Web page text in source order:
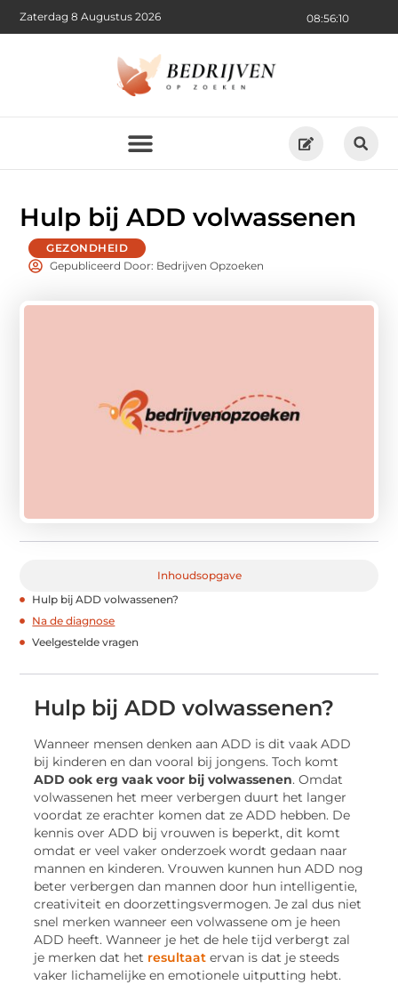
08:56:12
Zaterdag 8 Augustus 2026
Hulp bij ADD volwassenen
GEZONDHEID
Gepubliceerd Door: Bedrijven Opzoeken
Inhoudsopgave
Hulp bij ADD volwassenen?
Na de diagnose
Veelgestelde vragen
Hulp bij ADD volwassenen?
Wanneer mensen denken aan ADD is dit vaak ADD
bij kinderen en dan vooral bij jongens. Toch komt
ADD ook erg vaak voor bij volwassenen. Omdat
volwassenen het meer verbergen duurt het langer
voordat ze erachter komen dat ze ADD hebben. De
kennis over ADD bij vrouwen is beperkt, dit komt
omdat er veel vaker onderzoek wordt gedaan naar
mannen en kinderen. Vrouwen kunnen hun ADD nog
beter verbergen dan mannen door hun intelligentie,
creativiteit en doorzettingsvermogen. Je zal dus niet
snel merken wanneer een volwassene om je heen
ADD heeft. Wanneer je het de hele tijd verbergt zal
je merken dat het resultaat ervan is dat je steeds
vaker lichamelijke en emotionele uitputting hebt.